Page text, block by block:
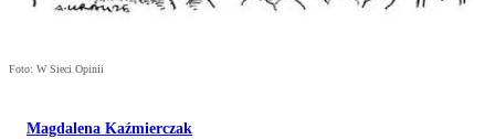
Foto: W Sieci Opinii
Magdalena Kaźmierczak